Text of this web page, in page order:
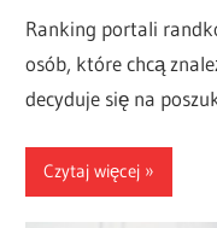
Ranking portali
osób, które chcą
decyduje się na
Czytaj więcej